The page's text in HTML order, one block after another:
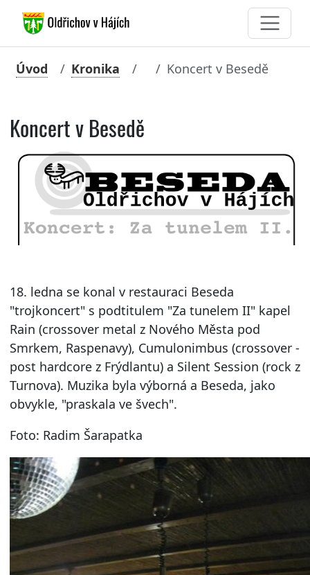
Úvod Kronika Koncert v Besedě
Koncert v Besedě
18. ledna se konal v restauraci Beseda
"trojkoncert" s podtitulem "Za tunelem II" kapel
Rain (crossover metal z Nového Města pod
Smrkem, Raspenavy), Cumulonimbus (crossover -
post hardcore z Frýdlantu) a Silent Session (rock z
Turnova). Muzika byla výborná a Beseda, jako
obvykle, "praskala ve švech".
Foto: Radim Šarapatka